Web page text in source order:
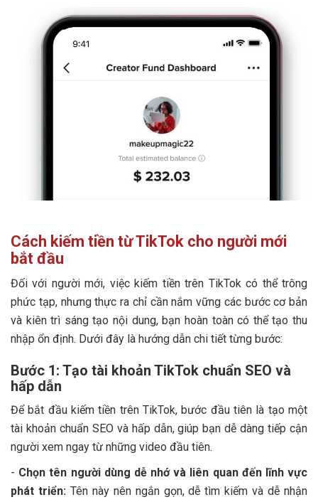
Cách kiếm tiền từ TikTok cho người mới
bắt đầu
Đối với người mới, việc kiếm tiền trên TikTok có thể trông
phức tạp, nhưng thực ra chỉ cần nắm vững các bước cơ bản
và kiên trì sáng tạo nội dung, bạn hoàn toàn có thể tạo thu
nhập ổn định. Dưới đây là hướng dẫn chi tiết từng bước:
Bước 1: Tạo tài khoản TikTok chuẩn SEO và
hấp dẫn
Để bắt đầu kiếm tiền trên TikTok, bước đầu tiên là tạo một
tài khoản chuẩn SEO và hấp dẫn, giúp bạn dễ dàng tiếp cận
người xem ngay từ những video đầu tiên.
- Chọn tên người dùng dễ nhớ và liên quan đến lĩnh vực
phát triển: Tên này nên ngắn gọn, dễ tìm kiếm và dễ nhận